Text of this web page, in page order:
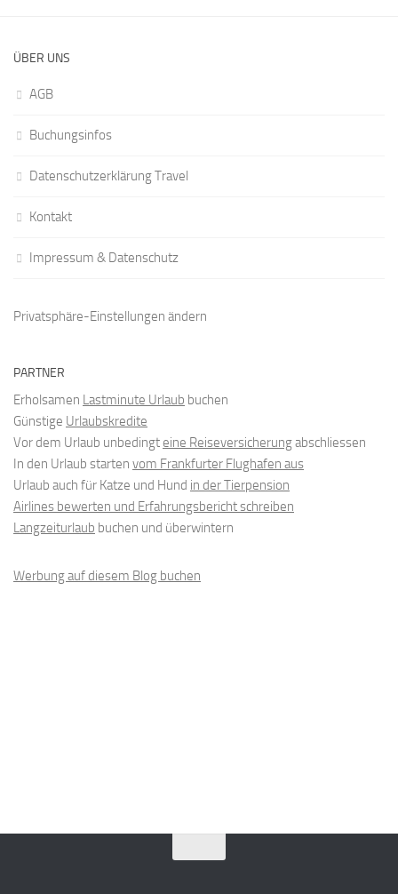
ÜBER UNS
AGB
Buchungsinfos
Datenschutzerklärung Travel
Kontakt
Impressum & Datenschutz
Privatsphäre-Einstellungen ändern
PARTNER
Erholsamen Lastminute Urlaub buchen
Günstige Urlaubskredite
Vor dem Urlaub unbedingteine Reiseversicherungabschliessen
In den Urlaub starten vom Frankfurter Flughafen aus
Urlaub auch für Katze und Hund in der Tierpension
Airlines bewerten und Erfahrungsbericht schreiben
Langzeiturlaub buchen und überwintern
Werbung auf diesem Blog buchen